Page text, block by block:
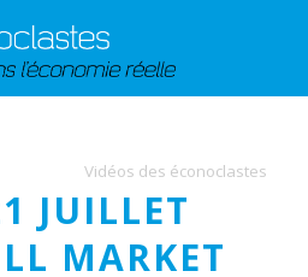
Vidéos des éconoclastes
JUILLET
MARKET